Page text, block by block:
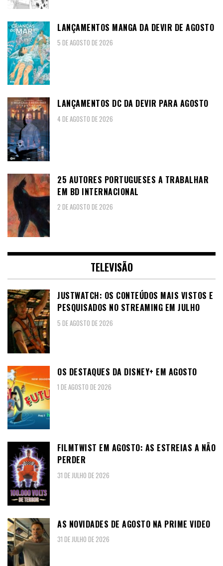
LANÇAMENTOS MANGA DA DEVIR DE AGOSTO
5 DE AGOSTO DE 2026
LANÇAMENTOS DC DA DEVIR PARA AGOSTO
4 DE AGOSTO DE 2026
25 AUTORES PORTUGUESES A TRABALHAR
EM BD INTERNACIONAL
2 DE AGOSTO DE 2026
TELEVISÃO
JUSTWATCH: OS CONTEÚDOS MAIS VISTOS E
PESQUISADOS NO STREAMING EM JULHO
5 DE AGOSTO DE 2026
OS DESTAQUES DA DISNEY+ EM AGOSTO
1 DE AGOSTO DE 2026
FILMTWIST EM AGOSTO: AS ESTREIAS A NÃO
PERDER
31 DE JULHO DE 2026
AS NOVIDADES DE AGOSTO NA PRIME VIDEO
31 DE JULHO DE 2026